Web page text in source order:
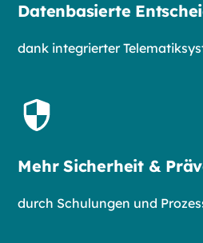
Datenbasierte
dank integrierter
Mehr Sicherheit &
durch Schulungen und